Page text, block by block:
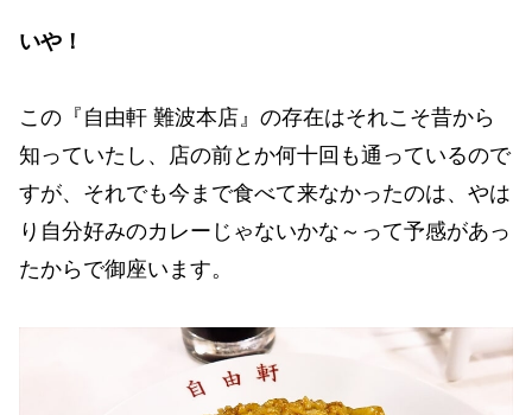
いや！
この『自由軒 難波本店』の存在はそれこそ昔から
知っていたし、店の前とか何十回も通っているので
すが、それでも今まで食べて来なかったのは、やは
り自分好みのカレーじゃないかな～って予感があっ
たからで御座います。